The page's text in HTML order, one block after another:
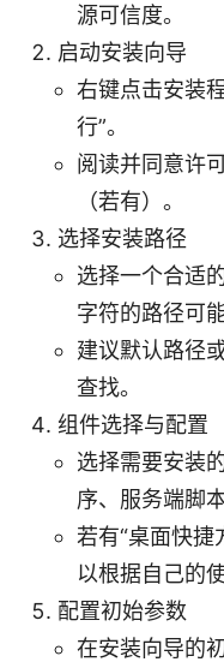
源可信度。
启动安装向导
右键点击安装
行”。
阅读并同意许
（若有）。
选择安装路径
选择一个合适
字符的路径可
建议默认路径
查找。
组件选择与配置
选择需要安装
序、服务端脚
若有“桌面快捷
以根据自己的
配置初始参数
在安装向导的